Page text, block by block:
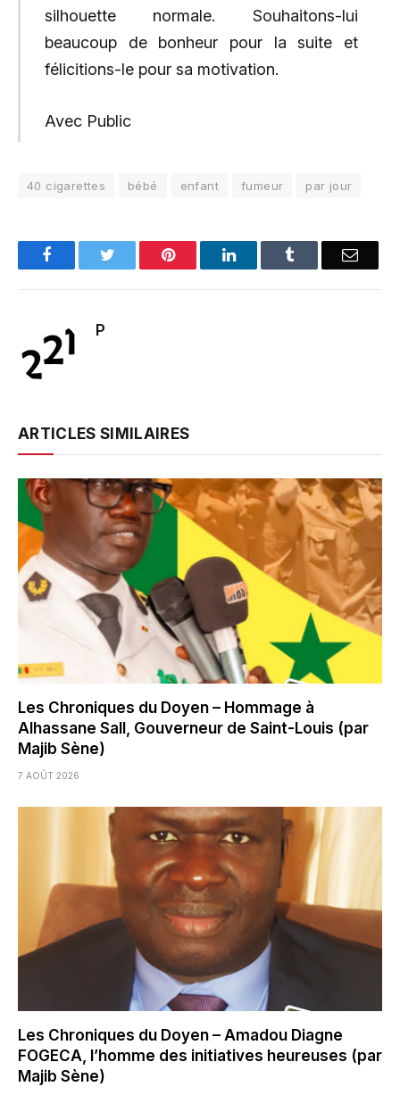
silhouette normale. Souhaitons-lui
beaucoup de bonheur pour la suite et
félicitions-le pour sa motivation.
Avec Public
40 cigarettes bébé enfant fumeur par jour
FacebookTwitter Pinterest LinkedInTumblr Email
P
ARTICLES SIMILAIRES
Les Chroniques du Doyen – Hommage à
Alhassane Sall, Gouverneur de Saint-Louis (par
Majib Sène)
7 AOÛT 2026
Les Chroniques du Doyen – Amadou Diagne
FOGECA, l’homme des initiatives heureuses (par
Majib Sène)